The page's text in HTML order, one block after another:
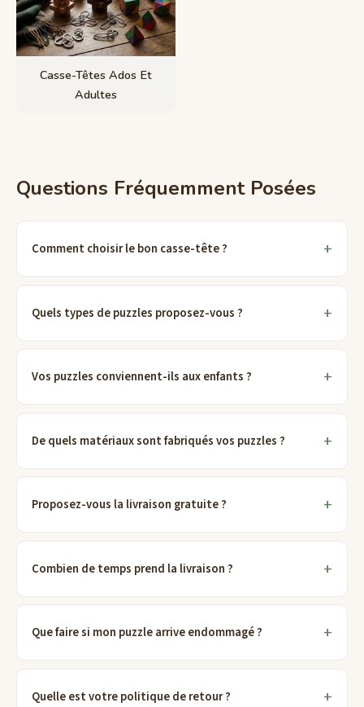
Casse-Têtes Ados Et
Adultes
Questions Fréquemment Posées
Comment choisir le bon casse-tête ?
Quels types de puzzles proposez-vous ?
Vos puzzles conviennent-ils aux enfants ?
De quels matériaux sont fabriqués vos puzzles ?
Proposez-vous la livraison gratuite ?
Combien de temps prend la livraison ?
Que faire si mon puzzle arrive endommagé ?
Quelle est votre politique de retour ?